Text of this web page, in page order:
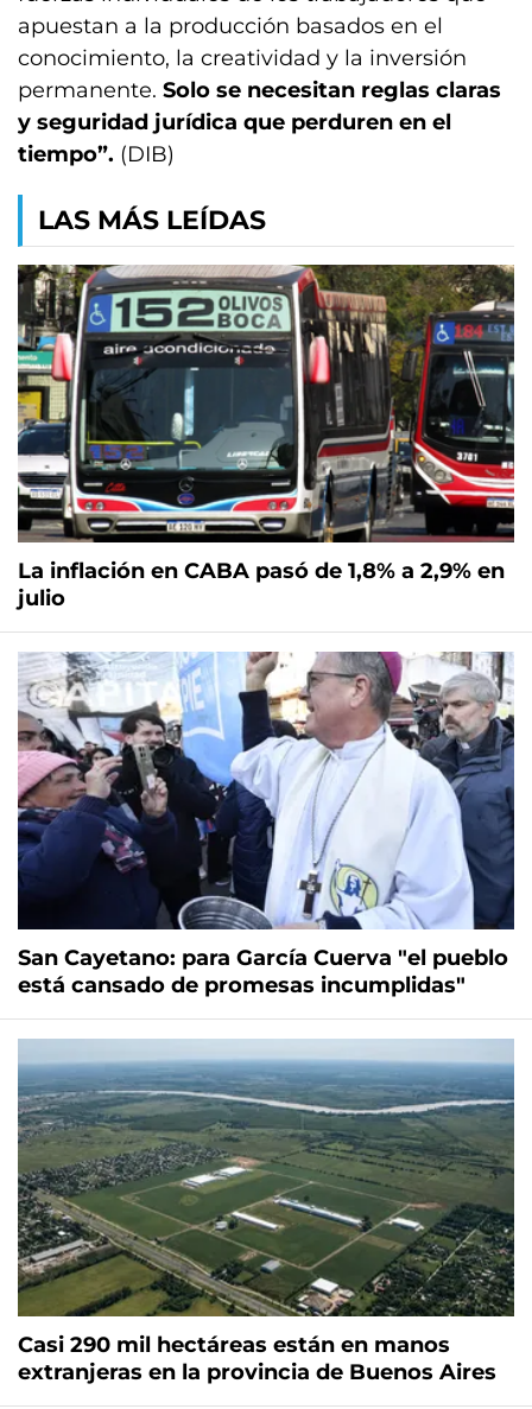
apuestan a la producción basados en el
conocimiento, la creatividad y la inversión
permanente. Solo se necesitan reglas claras
y seguridad jurídica que perduren en el
tiempo”. (DIB)
LAS MÁS LEÍDAS
La inflación en CABA pasó de 1,8% a 2,9% en
julio
San Cayetano: para García Cuerva "el pueblo
está cansado de promesas incumplidas"
Casi 290 mil hectáreas están en manos
extranjeras en la provincia de Buenos Aires